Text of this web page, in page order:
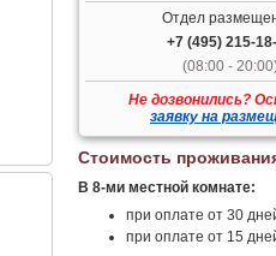
Отдел
+7 (495) 215-
(08:00 -
Не дозвонились?
заявку на
Стоимость
В 8-ми местной комнате:
при оплате от 30
при оплате от 15